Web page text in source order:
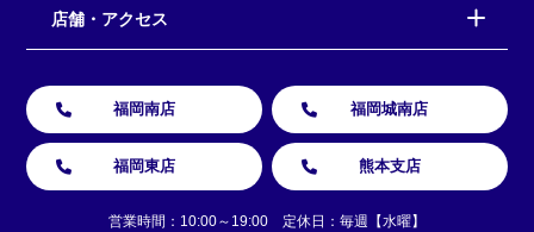
店舗・アクセス
福岡南店 福岡城南店
福岡東店 熊本支店
営業時間：10:00～19:00 定休日：毎週【水曜】